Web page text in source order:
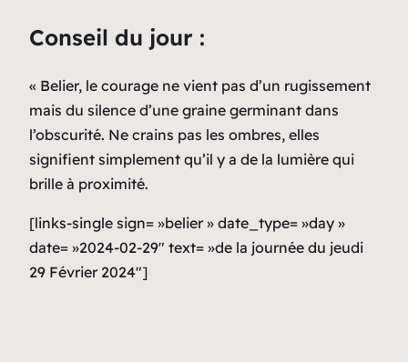
Conseil du jour :
« Belier, le courage ne vient pas d’un rugissement
mais du silence d’une graine germinant dans
l’obscurité. Ne crains pas les ombres, elles
signifient simplement qu’il y a de la lumière qui
brille à proximité.
[links-single sign= »belier » date_type= »day »
date= »2024-02-29″ text= »de la journée du jeudi
29 Février 2024″]